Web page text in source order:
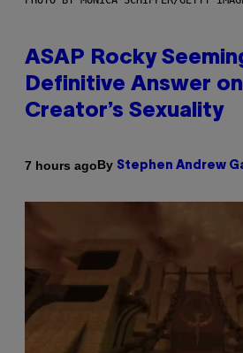
ASAP Rocky
Definitive Answer
Creator’s Sexuality
7 hours agoBy Stephen Andrew